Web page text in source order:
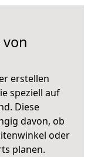
erstellen
speziell auf
Diese
davon, ob
oder
planen.